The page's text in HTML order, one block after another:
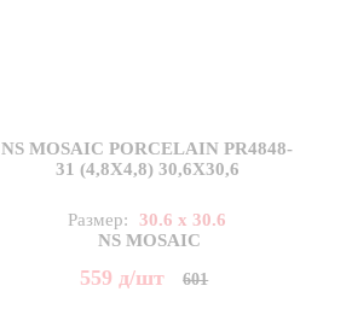
NS MOSAIC PORCELAIN PR4848-
31 (4,8X4,8) 30,6X30,6
Размер:
30.6 x 30.6
NS MOSAIC
559д/шт 601